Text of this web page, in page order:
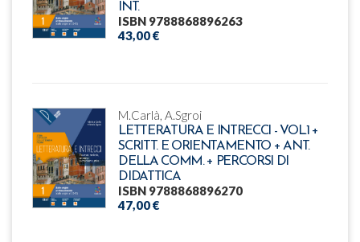
INT.
ISBN 9788868896263
43,00 €
M.Carlà, A.Sgroi
LETTERATURA E INTRECCI - VOL.1 +
SCRITT. E ORIENTAMENTO + ANT.
DELLA COMM. + PERCORSI DI
DIDATTICA
ISBN 9788868896270
47,00 €